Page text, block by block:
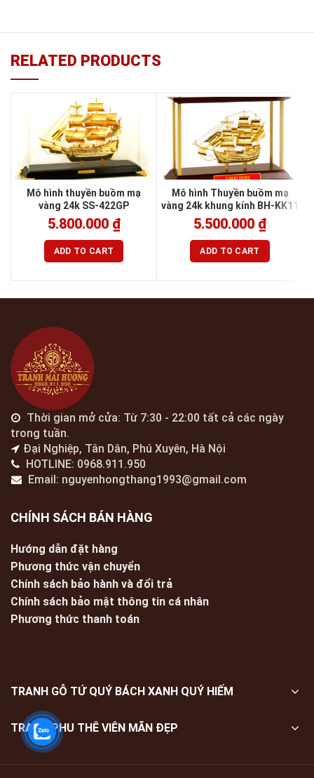
RELATED PRODUCTS
Mô hình thuyền buồm mạ
vàng 24k SS-422GP
5.800.000 ₫
ADD TO CART
Mô hình Thuyền buồm mạ
vàng 24k khung kính BH-KK11
5.500.000 ₫
ADD TO CART
Thời gian mở cửa: Từ 7:30 - 22:00 tất cả các ngày
trong tuần.
Đại Nghiệp, Tân Dân, Phú Xuyên, Hà Nội
HOTLINE: 0968.911.950
Email: nguyenhongthang1993@gmail.com
CHÍNH SÁCH BÁN HÀNG
Hướng dẫn đặt hàng
Phương thức vận chuyển
Chính sách bảo hành và đổi trả
Chính sách bảo mật thông tin cá nhân
Phương thức thanh toán
TRANH GỖ TỨ QUÝ BÁCH XANH QUÝ HIẾM
TRANH PHU THÊ VIÊN MÃN ĐẸP